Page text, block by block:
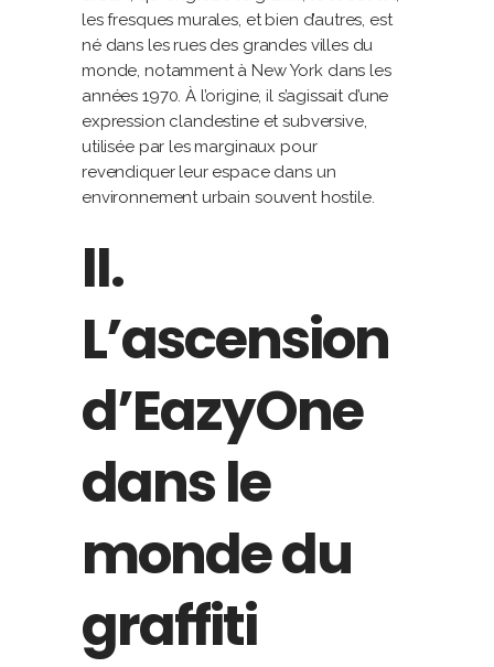
les fresques murales, et bien d’autres, est
né dans les rues des grandes villes du
monde, notamment à New York dans les
années 1970. À l’origine, il s’agissait d’une
expression clandestine et subversive,
utilisée par les marginaux pour
revendiquer leur espace dans un
environnement urbain souvent hostile.
II.
L’ascension
d’EazyOne
dans le
monde du
graffiti